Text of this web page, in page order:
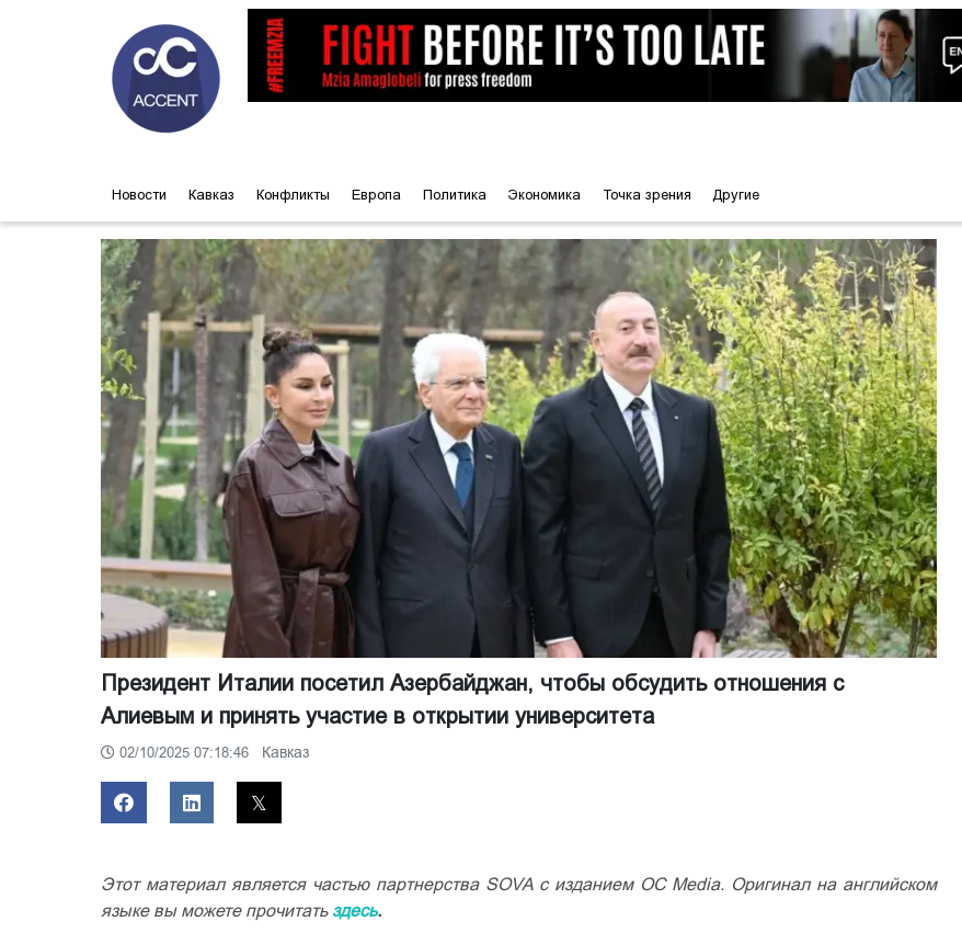
Новости Кавказ Конфликты Европа Политика Экономика Точка зрения Другие
Президент Италии посетил Азербайджан, чтобы обсудить отношения с
Алиевым и принять участие в открытии университета
02/10/2025 07:18:46 Кавказ
Этот материал является частью партнерства SOVA с изданием OC Media. Оригинал на английском
языке вы можете прочитатьздесь.